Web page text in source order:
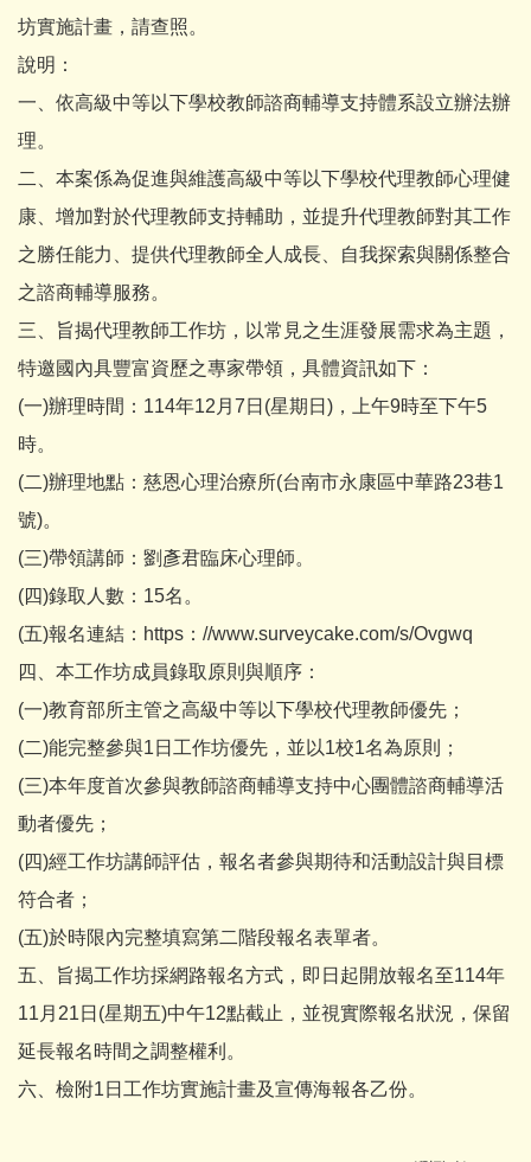
坊實施計畫，請查照。
說明：
一、依高級中等以下學校教師諮商輔導支持體系設立辦法辦
理。
二、本案係為促進與維護高級中等以下學校代理教師心理健
康、增加對於代理教師支持輔助，並提升代理教師對其工作
之勝任能力、提供代理教師全人成長、自我探索與關係整合
之諮商輔導服務。
三、旨揭代理教師工作坊，以常見之生涯發展需求為主題，
特邀國內具豐富資歷之專家帶領，具體資訊如下：
(一)辦理時間：114年12月7日(星期日)，上午9時至下午5
時。
(二)辦理地點：慈恩心理治療所(台南市永康區中華路23巷1
號)。
(三)帶領講師：劉彥君臨床心理師。
(四)錄取人數：15名。
(五)報名連結：https：//www.surveycake.com/s/Ovgwq
四、本工作坊成員錄取原則與順序：
(一)教育部所主管之高級中等以下學校代理教師優先；
(二)能完整參與1日工作坊優先，並以1校1名為原則；
(三)本年度首次參與教師諮商輔導支持中心團體諮商輔導活
動者優先；
(四)經工作坊講師評估，報名者參與期待和活動設計與目標
符合者；
(五)於時限內完整填寫第二階段報名表單者。
五、旨揭工作坊採網路報名方式，即日起開放報名至114年
11月21日(星期五)中午12點截止，並視實際報名狀況，保留
延長報名時間之調整權利。
六、檢附1日工作坊實施計畫及宣傳海報各乙份。